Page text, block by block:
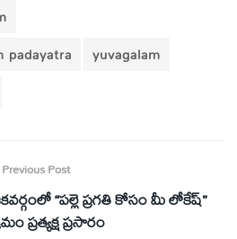
padayatra
yuvagalam
Previous Post
“పల్లె ప్రగతి కోసం మీ లోకేష్”
ప్రత్యక్ష ప్రసారం